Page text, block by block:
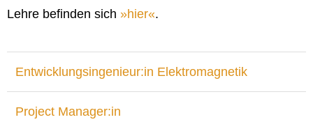
Lehre befinden sich
hier .
Entwicklungsingenieur:in Elektromagnetik
Project Manager:in